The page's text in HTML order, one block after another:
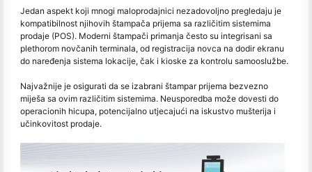
Jedan aspekt koji mnogi maloprodajnici nezadovoljno pregledaju je
kompatibilnost njihovih štampača prijema sa različitim sistemima
prodaje (POS). Moderni štampači primanja često su integrisani sa
plethorom novčanih terminala, od registracija novca na dodir ekranu
do naređenja sistema lokacije, čak i kioske za kontrolu samooslužbe.
Najvažnije je osigurati da se izabrani štampar prijema bezvezno
miješa sa ovim različitim sistemima. Neusporedba može dovesti do
operacionih hicupa, potencijalno utjecajući na iskustvo mušterija i
učinkovitost prodaje.